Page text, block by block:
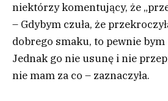
niektórzy komentujący, że
– Gdybym czuła, że
dobrego smaku, to pewnie bym
Jednak go nie usunę i nie
nie mam za co – zaznaczyła.